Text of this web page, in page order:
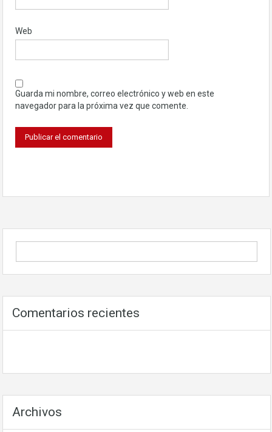
Web
Guarda mi nombre, correo electrónico y web en este
navegador para la próxima vez que comente.
Comentarios recientes
Archivos